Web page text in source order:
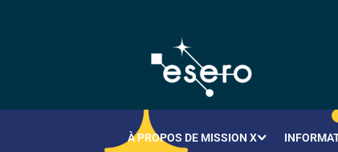
À PROPOS DE MISSION X